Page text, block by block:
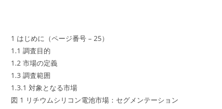
1 はじめに（ページ番号 – 25）
1.1 調査目的
1.2 市場の定義
1.3 調査範囲
1.3.1 対象となる市場
図 1 リチウムシリコン電池市場：セグメンテーション